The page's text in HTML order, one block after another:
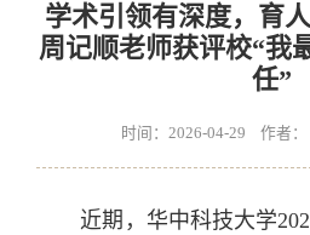
学术引领有深度，育
周记顺老师获评校“我
任”
时间：2026-04-29 作者
近期，华中科技大学